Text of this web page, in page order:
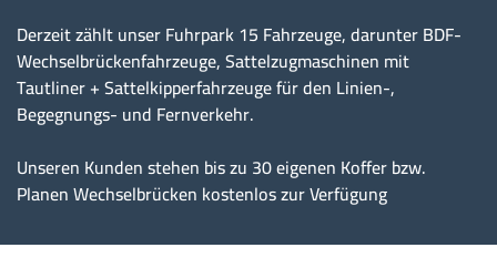
Derzeit zählt unser Fuhrpark 15 Fahrzeuge, darunter BDF-
Wechselbrückenfahrzeuge, Sattelzugmaschinen mit
Tautliner + Sattelkipperfahrzeuge für den Linien-,
Begegnungs- und Fernverkehr.
Unseren Kunden stehen bis zu 30 eigenen Koffer bzw.
Planen Wechselbrücken kostenlos zur Verfügung